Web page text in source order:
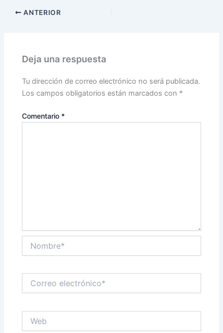
ANTERIOR
Deja una respuesta
Tu dirección de correo electrónico no será publicada.
Los campos obligatorios están marcados con *
Comentario *
electrónico*